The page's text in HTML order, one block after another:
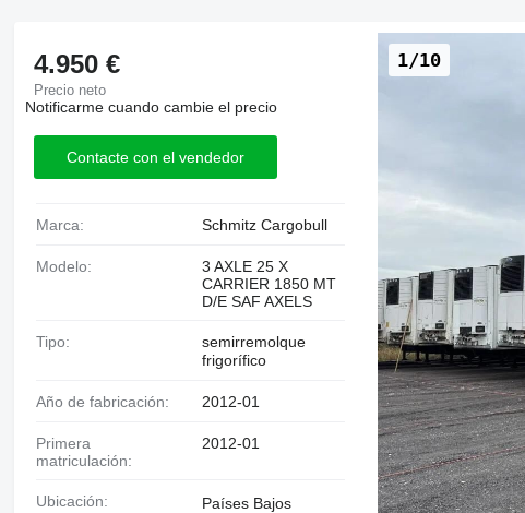
1/10
4.950 €
Precio neto
Notificarme cuando cambie el precio
Contacte con el vendedor
Marca: Schmitz Cargobull
Modelo:
3 AXLE 25 X
CARRIER 1850 MT
D/E SAF AXELS
Tipo:
semirremolque
frigorífico
Año de fabricación: 2012-01
Primera
matriculación:
2012-01
Ubicación:
Países Bajos